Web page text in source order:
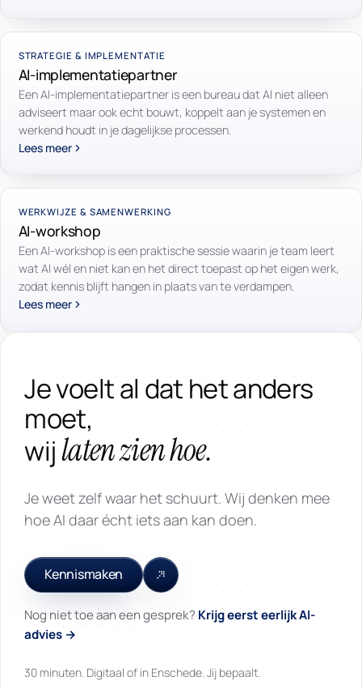
STRATEGIE & IMPLEMENTATIE
AI-implementatiepartner
Een AI-implementatiepartner is een bureau dat AI niet alleen
adviseert maar ook echt bouwt, koppelt aan je systemen en
werkend houdt in je dagelijkse processen.
Lees meer
WERKWIJZE & SAMENWERKING
AI-workshop
Een AI-workshop is een praktische sessie waarin je team leert
wat AI wél en niet kan en het direct toepast op het eigen werk,
zodat kennis blijft hangen in plaats van te verdampen.
Lees meer
Je voelt al dat het anders
moet,
wijlaten zien hoe.
Je weet zelf waar het schuurt. Wij denken mee
hoe AI daar écht iets aan kan doen.
Kennismaken
Nog niet toe aan een gesprek? Krijg eerst eerlijk AI-
advies →
30 minuten. Digitaal of in Enschede. Jij bepaalt.